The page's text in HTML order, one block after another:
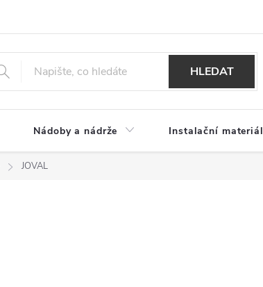
HLEDAT
Nádoby a nádrže Instalační materiál
JOVAL